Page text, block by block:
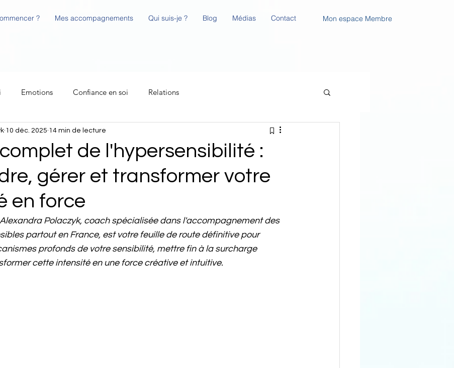
? Mes accompagnements Qui suis-je ? Blog Médias Contact Mon espace Membre
Emotions Confiance en soi Relations
de l'hypersensibilité :
gérer et transformer votre
en force
10 déc. 2025 14 min de lecture
Polaczyk, coach spécialisée dans l'accompagnement des
partout en France, est votre feuille de route définitive pour
profonds de votre sensibilité, mettre fin à la surcharge
cette intensité en une force créative et intuitive.